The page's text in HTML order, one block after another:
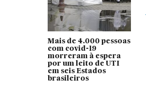
Mais de 4.000 pessoas
com covid-19
morreram à espera
por um leito de UTI
em seis Estados
brasileiros